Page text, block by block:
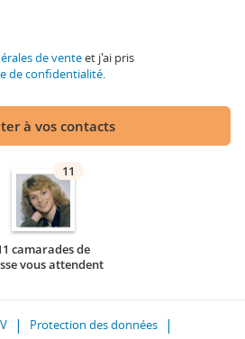
de venteet j'ai pris
de confidentialité.
à vos contacts
11
camarades de
vous attendent
Protection des données